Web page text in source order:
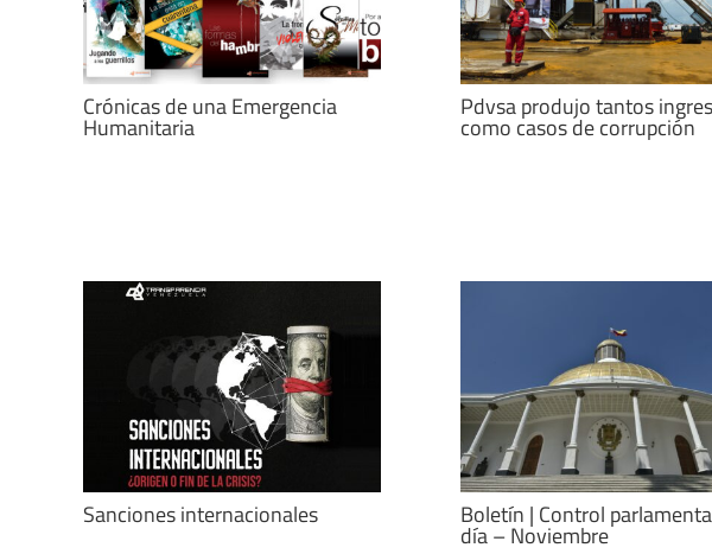
Crónicas de una Emergencia
Humanitaria
Pdvsa produjo tantos
como casos de corrupción
Sanciones internacionales Boletín | Control
día – Noviembre